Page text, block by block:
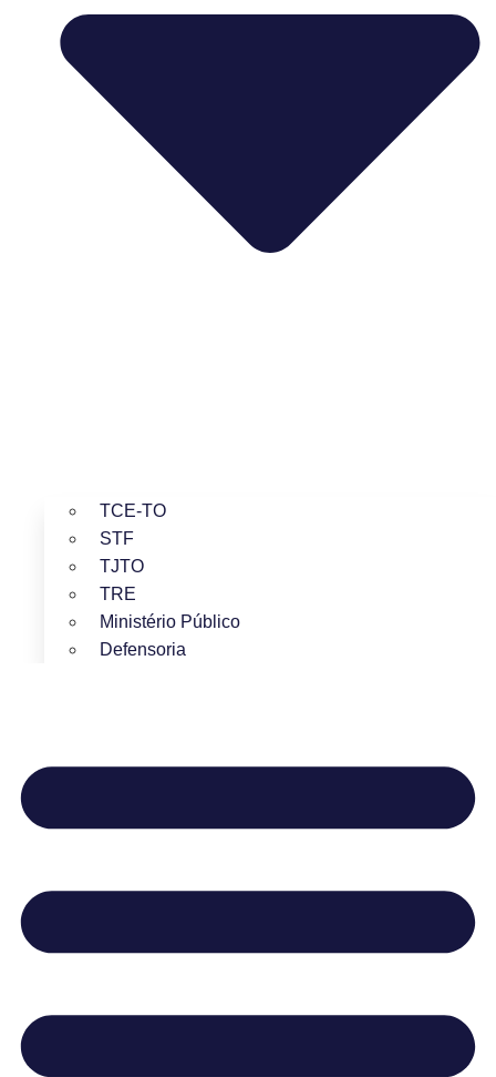
TCE-TO
STF
TJTO
TRE
Ministério Público
Defensoria